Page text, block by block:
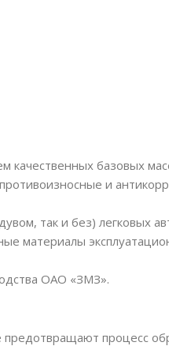
качественных базовых
и
так и без) легковых
материалы
ОАО «ЗМЗ».
процесс